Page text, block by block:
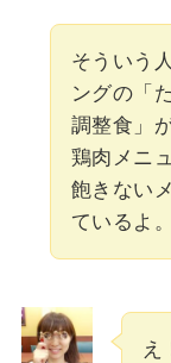
そういう
ングの「
調整食」
鶏肉メニ
飽きない
ているよ。
え